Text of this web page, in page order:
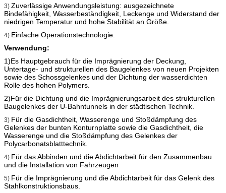
3) Zuverlässige Anwendungsleistung: ausgezeichnete
Bindefähigkeit, Wasserbeständigkeit, Leckenge und Widerstand der
niedrigen Temperatur und hohe Stabilität an Größe.
4) Einfache Operationstechnologie.
Verwendung:
1)Es Hauptgebrauch für die Imprägnierung der Deckung,
Untertage- und strukturellen des Baugelenkes von neuen Projekten
sowie des Schossgelenkes und der Dichtung der wasserdichten
Rolle des hohen Polymers.
2)Für die Dichtung und die Imprägnierungsarbeit des strukturellen
Baugelenkes der U-Bahntunnels in der städtischen Technik.
3) Für die Gasdichtheit, Wasserenge und Stoßdämpfung des
Gelenkes der bunten Konturnplatte sowie die Gasdichtheit, die
Wasserenge und die Stoßdämpfung des Gelenkes der
Polycarbonatsblatttechnik.
4) Für das Abbinden und die Abdichtarbeit für den Zusammenbau
und die Installation von Fahrzeugen
5) Für die Imprägnierung und die Abdichtarbeit für das Gelenk des
Stahlkonstruktionsbaus.